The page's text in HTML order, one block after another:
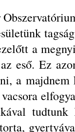
a
eső. Ez
a